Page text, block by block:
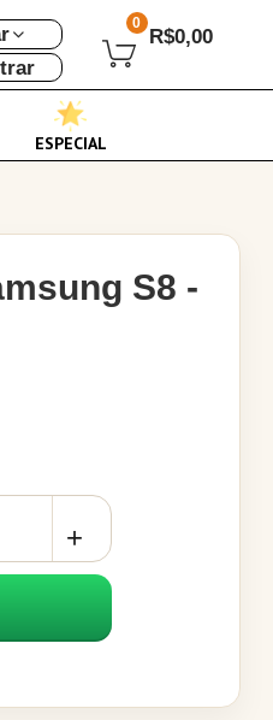
0
R$0,00
ESPECIAL
S8 -